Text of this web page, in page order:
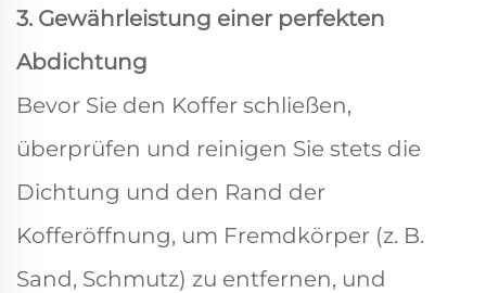
3. Gewährleistung einer perfekten
Abdichtung
Bevor Sie den Koffer schließen,
überprüfen und reinigen Sie stets die
Dichtung und den Rand der
Kofferöffnung, um Fremdkörper (z. B.
Sand, Schmutz) zu entfernen, und